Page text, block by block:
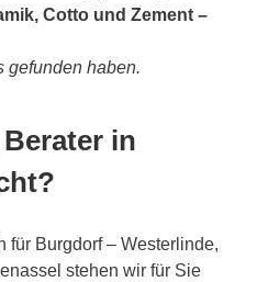
Cotto und Zement –
gefunden haben.
in
für Burgdorf – Westerlinde,
stehen wir für Sie